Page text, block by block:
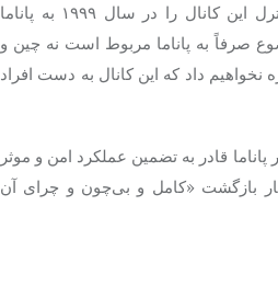
جمهور وقت آمریکا رسید و کنترل این کانال را در سال ۱۹۹۹ به پاناما
صرفاً به پاناما مربوط است نه چین و
نخواهیم داد که این کانال به دست افراد
قادر به تضمین عملکرد امن و موثر
بازگشت «کامل و بی‌چون و چرای آن